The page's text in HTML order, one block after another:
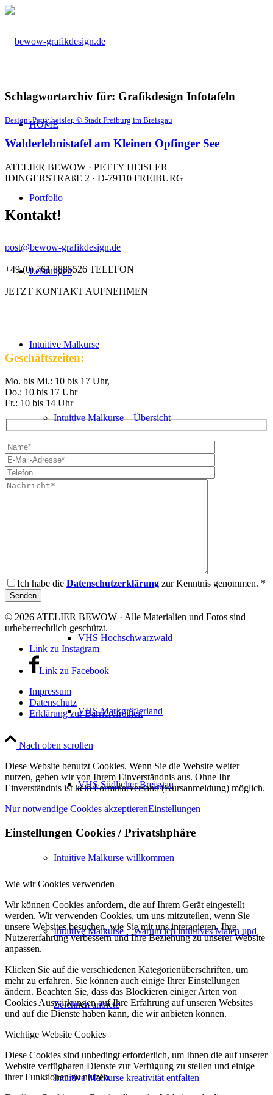
HOME
Portfolio
Leistungen
Intuitive Malkurse
Intuitive Malkurse – Übersicht
VHS Hochschwarzwald
VHS Markgräflerland
VHS Südlicher Breisgau
Intuitive Malkurse willkommen
Intuitive Malkurse – Warum ich intuitives Malen und
Zeichnen anbiete
Intuitive Malkurse kreativität entfalten
Schlagwortarchiv für: Grafikdesign Infotafeln
Design: Petty heisler, © Stadt Freiburg im Breisgau
Walderlebnistafel am Kleinen Opfinger See
ATELIER BEWOW · PETTY HEISLER
IDINGERSTRAßE 2 · D-79110 FREIBURG
Kontakt!
post@bewow-grafikdesign.de
+49 (0) 761 8885526 TELEFON
JETZT KONTAKT AUFNEHMEN
Geschäftszeiten:
Mo. bis Mi.: 10 bis 17 Uhr,
Do.: 10 bis 17 Uhr
Fr.: 10 bis 14 Uhr
Ich habe die Datenschutzerklärung zur Kenntnis genommen. *
© 2026 ATELIER BEWOW · Alle Materialien und Fotos sind
urheberrechtlich geschützt.
Link zu Instagram
Link zu Facebook
Impressum
Datenschutz
Erklärung zur Barrierefreiheit
Nach oben scrollen
Diese Website benutzt Cookies. Wenn Sie die Website weiter
nutzen, gehen wir von Ihrem Einverständnis aus. Ohne Ihr
Einverständnis ist kein Formularversand (Kursanmeldung) möglich.
Nur notwendige Cookies akzeptierenEinstellungen
Einstellungen Cookies / Privatshphäre
Wie wir Cookies verwenden
Wir können Cookies anfordern, die auf Ihrem Gerät eingestellt
werden. Wir verwenden Cookies, um uns mitzuteilen, wenn Sie
unsere Websites besuchen, wie Sie mit uns interagieren, Ihre
Nutzererfahrung verbessern und Ihre Beziehung zu unserer Website
anpassen.
Klicken Sie auf die verschiedenen Kategorienüberschriften, um
mehr zu erfahren. Sie können auch einige Ihrer Einstellungen
ändern. Beachten Sie, dass das Blockieren einiger Arten von
Cookies Auswirkungen auf Ihre Erfahrung auf unseren Websites
und auf die Dienste haben kann, die wir anbieten können.
Wichtige Website Cookies
Diese Cookies sind unbedingt erforderlich, um Ihnen die auf unserer
Website verfügbaren Dienste zur Verfügung zu stellen und einige
ihrer Funktionen zu nutzen.